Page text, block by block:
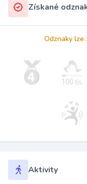
Získané
Odznaky lze
Aktivity